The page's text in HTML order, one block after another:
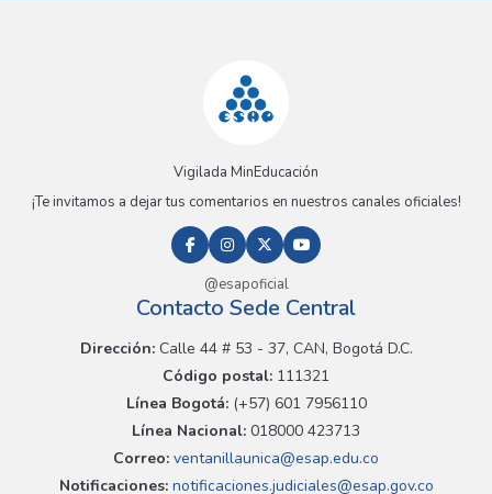
Vigilada MinEducación
¡Te invitamos a dejar tus comentarios en nuestros canales oficiales!
@esapoficial
Contacto Sede Central
Dirección:Calle 44 # 53 - 37, CAN, Bogotá D.C.
Código postal: 111321
Línea Bogotá:(+57) 601 7956110
Línea Nacional: 018000 423713
Correo: ventanillaunica@esap.edu.co
Notificaciones:notificaciones.judiciales@esap.gov.co